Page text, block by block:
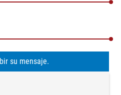
su mensaje.